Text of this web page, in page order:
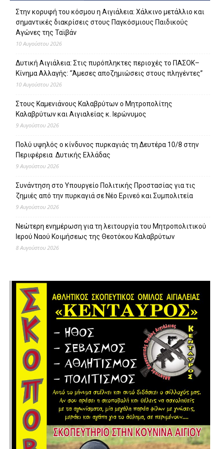
Στην κορυφή του κόσμου η Αιγιάλεια: Χάλκινο μετάλλιο και
σημαντικές διακρίσεις στους Παγκόσμιους Παιδικούς
Αγώνες της Ταϊβάν
10 Αυγούστου 2026
Δυτική Αιγιάλεια: Στις πυρόπληκτες περιοχές το ΠΑΣΟΚ–
Κίνημα Αλλαγής: “Άμεσες αποζημιώσεις στους πληγέντες”
10 Αυγούστου 2026
Στους Καμενιάνους Καλαβρύτων ο Μητροπολίτης
Καλαβρύτων και Αιγιαλείας κ. Ιερώνυμος
9 Αυγούστου 2026
Πολύ υψηλός ο κίνδυνος πυρκαγιάς τη Δευτέρα 10/8 στην
Περιφέρεια Δυτικής Ελλάδας
9 Αυγούστου 2026
Συνάντηση στο Υπουργείο Πολιτικής Προστασίας για τις
ζημιές από την πυρκαγιά σε Νέο Ερινεό και Συμπολιτεία
9 Αυγούστου 2026
Νεώτερη ενημέρωση για τη λειτουργία του Μητροπολιτικού
Ιερού Ναού Κοιμήσεως της Θεοτόκου Καλαβρύτων
8 Αυγούστου 2026